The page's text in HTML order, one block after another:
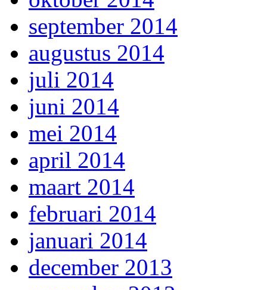
september 2014
augustus 2014
juli 2014
juni 2014
mei 2014
april 2014
maart 2014
februari 2014
januari 2014
december 2013